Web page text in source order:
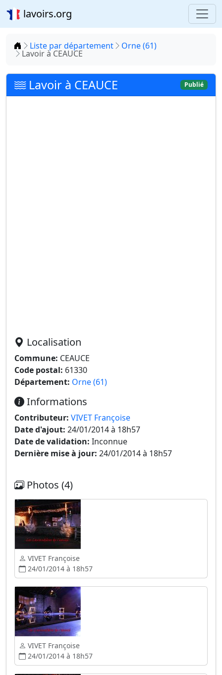
lavoirs.org
Accueil
Liste par département Orne (61)
Lavoir à CEAUCE
Lavoir à CEAUCE Publié
Localisation
Commune: CEAUCE
Code postal: 61330
Département: Orne (61)
Informations
Contributeur: VIVET Françoise
Date d'ajout: 24/01/2014 à 18h57
Date de validation: Inconnue
Dernière mise à jour: 24/01/2014 à 18h57
Photos (4)
VIVET Françoise
24/01/2014 à 18h57
VIVET Françoise
24/01/2014 à 18h57